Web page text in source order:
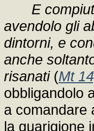
E
avendolo gli
dintorni, e
anche
risanati(Mt
obbligandolo
a comandare
la guarigione